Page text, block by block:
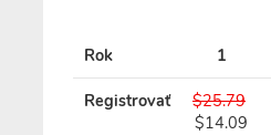
Rok 1
Registrovať
$25.79
$14.09